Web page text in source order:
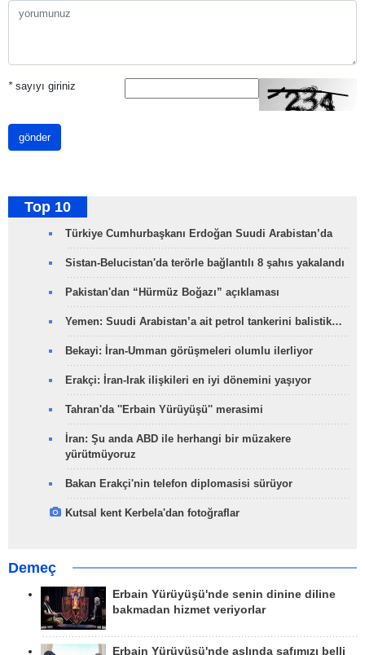
*sayıyı giriniz
gönder
Top 10
Türkiye Cumhurbaşkanı Erdoğan Suudi Arabistan’da
Sistan-Belucistan'da terörle bağlantılı 8 şahıs yakalandı
Pakistan'dan “Hürmüz Boğazı” açıklaması
Yemen: Suudi Arabistan’a ait petrol tankerini balistik…
Bekayi: İran-Umman görüşmeleri olumlu ilerliyor
Erakçi: İran-Irak ilişkileri en iyi dönemini yaşıyor
Tahran'da ''Erbain Yürüyüşü'' merasimi
İran: Şu anda ABD ile herhangi bir müzakere
yürütmüyoruz
Bakan Erakçi'nin telefon diplomasisi sürüyor
Kutsal kent Kerbela'dan fotoğraflar
Demeç
Erbain Yürüyüşü'nde senin dinine diline
bakmadan hizmet veriyorlar
Erbain Yürüyüşü'nde aslında safımızı belli